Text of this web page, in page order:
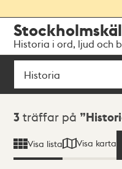
navigationen
huvudinnehållet
Historia i ord, ljud och
Sök
Sökresultat
3 träffar på
Visa lista Visa karta